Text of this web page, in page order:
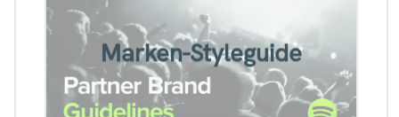
Marken-Styleguide
Beispiel für einen Marken-
Styleguide
Siehe